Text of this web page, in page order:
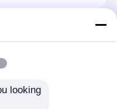
pelet pelet Press
420 508
looking